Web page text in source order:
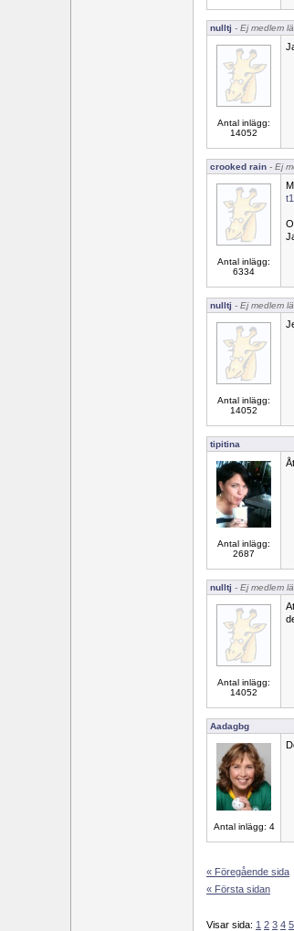
nulltj - Ej medlem
Antal inlägg:
14052
crooked rain - Ej
Antal inlägg:
6334
nulltj - Ej medlem
Antal inlägg:
14052
tipitina
Antal inlägg:
2687
nulltj - Ej medlem
Antal inlägg:
14052
Aadagbg
Antal inlägg: 4
« Föregående sida
« Första sidan
Visar sida: 1 2 3 4 5